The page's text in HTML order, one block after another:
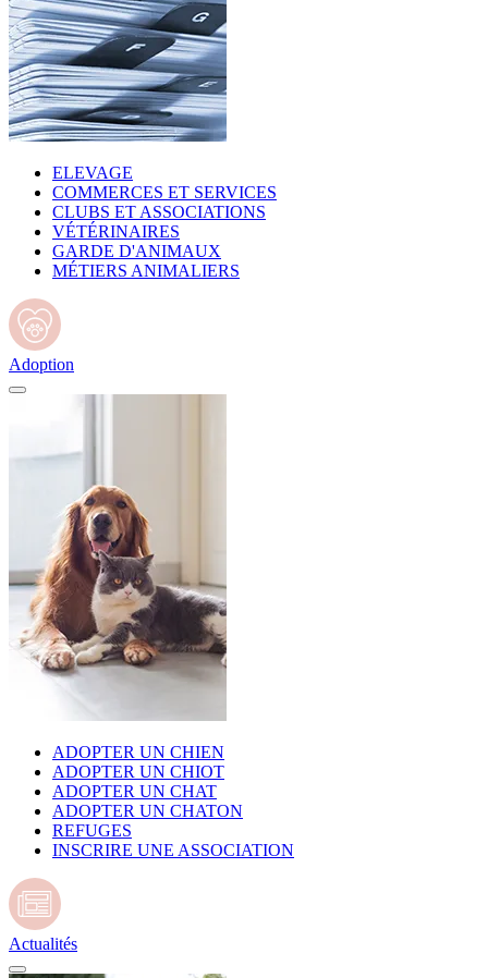
ELEVAGE
COMMERCES ET SERVICES
CLUBS ET ASSOCIATIONS
VÉTÉRINAIRES
GARDE D'ANIMAUX
MÉTIERS ANIMALIERS
Adoption
ADOPTER UN CHIEN
ADOPTER UN CHIOT
ADOPTER UN CHAT
ADOPTER UN CHATON
REFUGES
INSCRIRE UNE ASSOCIATION
Actualités